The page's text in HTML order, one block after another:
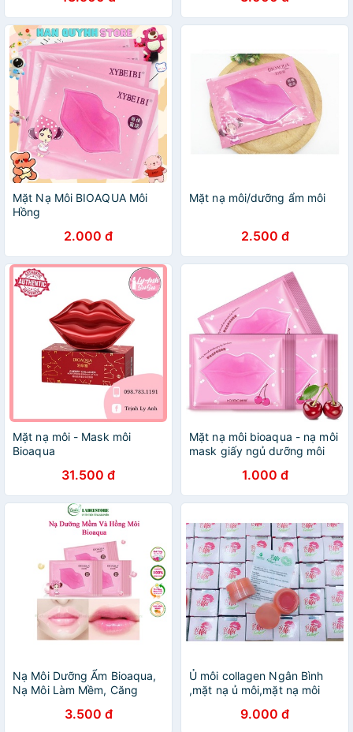
Mặt Nạ Môi BIOAQUA Môi
Hồng
2.000 đ
Mặt nạ môi/dưỡng ẩm môi
2.500 đ
Mặt nạ môi - Mask môi
Bioaqua
31.500 đ
Mặt nạ môi bioaqua - nạ môi
mask giấy ngủ dưỡng môi
1.000 đ
Nạ Môi Dưỡng Ẩm Bioaqua,
Nạ Môi Làm Mềm, Căng
3.500 đ
Ủ môi collagen Ngân Bình
,mặt nạ ủ môi,mặt nạ môi
9.000 đ